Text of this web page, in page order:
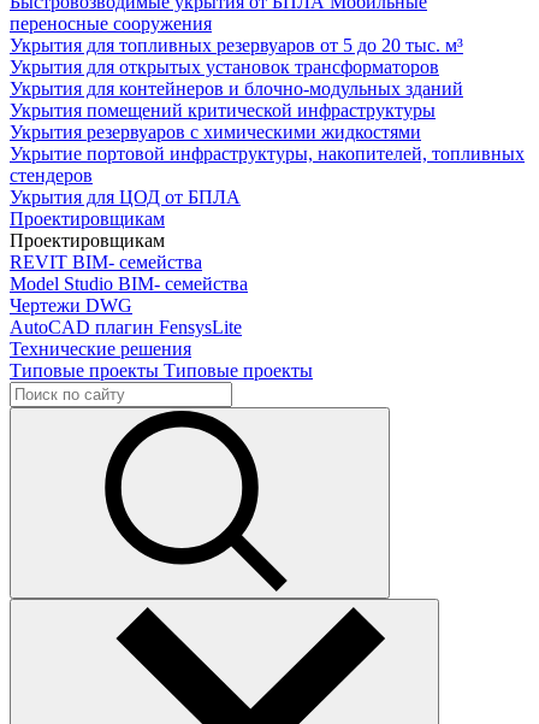
переносные сооружения
Укрытия для топливных резервуаров от 5 до 20 тыс. м³
Укрытия для открытых установок трансформаторов
Укрытия для контейнеров и блочно-модульных зданий
Укрытия помещений критической инфраструктуры
Укрытия резервуаров с химическими жидкостями
Укрытие портовой инфраструктуры, накопителей, топливных
стендеров
Укрытия для ЦОД от БПЛА
Проектировщикам
Проектировщикам
REVIT BIM- семейства
Model Studio BIM- семейства
Чертежи DWG
AutoCAD плагин FensysLite
Технические решения
Типовые проекты Типовые проекты